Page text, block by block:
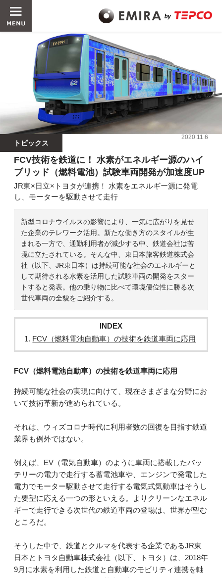
トピックス
2020.11.6
FCV技術を鉄道に！ 水素がエネルギー源のハイ
ブリッド（燃料電池）試験車両開発が加速度UP
JR東×日立×トヨタが連携！ 水素をエネルギー源に発電
し、モーターを駆動させて走行
新型コロナウイルスの影響により、一気に広がりを見せ
た企業のテレワーク活用。新たな働き方のスタイルが生
まれる一方で、通勤利用者が減少する中、鉄道会社は苦
境に立たされている。そんな中、東日本旅客鉄道株式会
社（以下、JR東日本）は持続可能な社会のエネルギーと
して期待される水素を活用した試験車両の開発をスター
トすると発表。他の乗り物に比べて環境優位性に勝る次
世代車両の全貌をご紹介する。
INDEX
FCV（燃料電池自動車）の技術を鉄道車両に応用
FCV（燃料電池自動車）の技術を鉄道車両に応用
持続可能な社会の実現に向けて、現在さまざまな分野にお
いて技術革新が進められている。
それは、ウィズコロナ時代に利用者数の回復を目指す鉄道
業界も例外ではない。
例えば、EV（電気自動車）のように車両に搭載したバッ
テリーの電力で走行する蓄電池車や、エンジンで発電した
電力でモーター駆動させて走行する電気式気動車はそうし
た要望に応える一つの形といえる。よりクリーンなエネル
ギーで走行できる次世代の鉄道車両の登場は、世界が望む
ところだ。
そうした中で、鉄道とクルマを代表する企業であるJR東
日本とトヨタ自動車株式会社（以下、トヨタ）は、2018年
9月に水素を利用した鉄道と自動車のモビリティ連携を軸